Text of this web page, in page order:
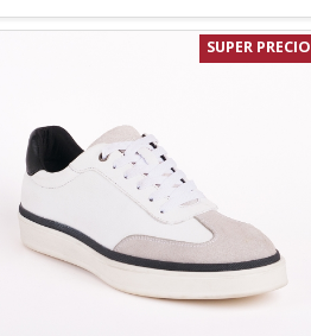
SUPER PRECIO